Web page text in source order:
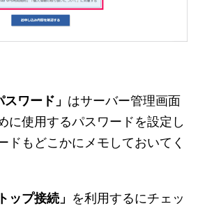
ワード」 はサーバー管理画面
に使用するパスワードを設定し
ドもどこかにメモしておいてく
ップ接続」 を利用するにチェッ